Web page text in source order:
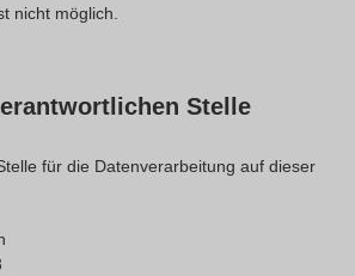
nicht möglich.
Stelle
für die Datenverarbeitung auf dieser